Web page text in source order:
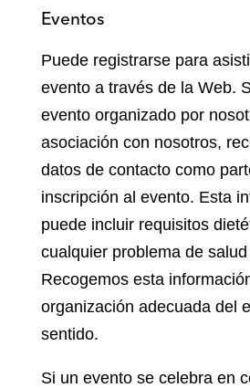
Eventos
Puede registrarse para
evento a través de la Web.
evento organizado por
asociación con nosotros,
datos de contacto como
inscripción al evento. Esta
puede incluir requisitos
cualquier problema de
Recogemos esta
organización adecuada del
sentido.
Si un evento se celebra en